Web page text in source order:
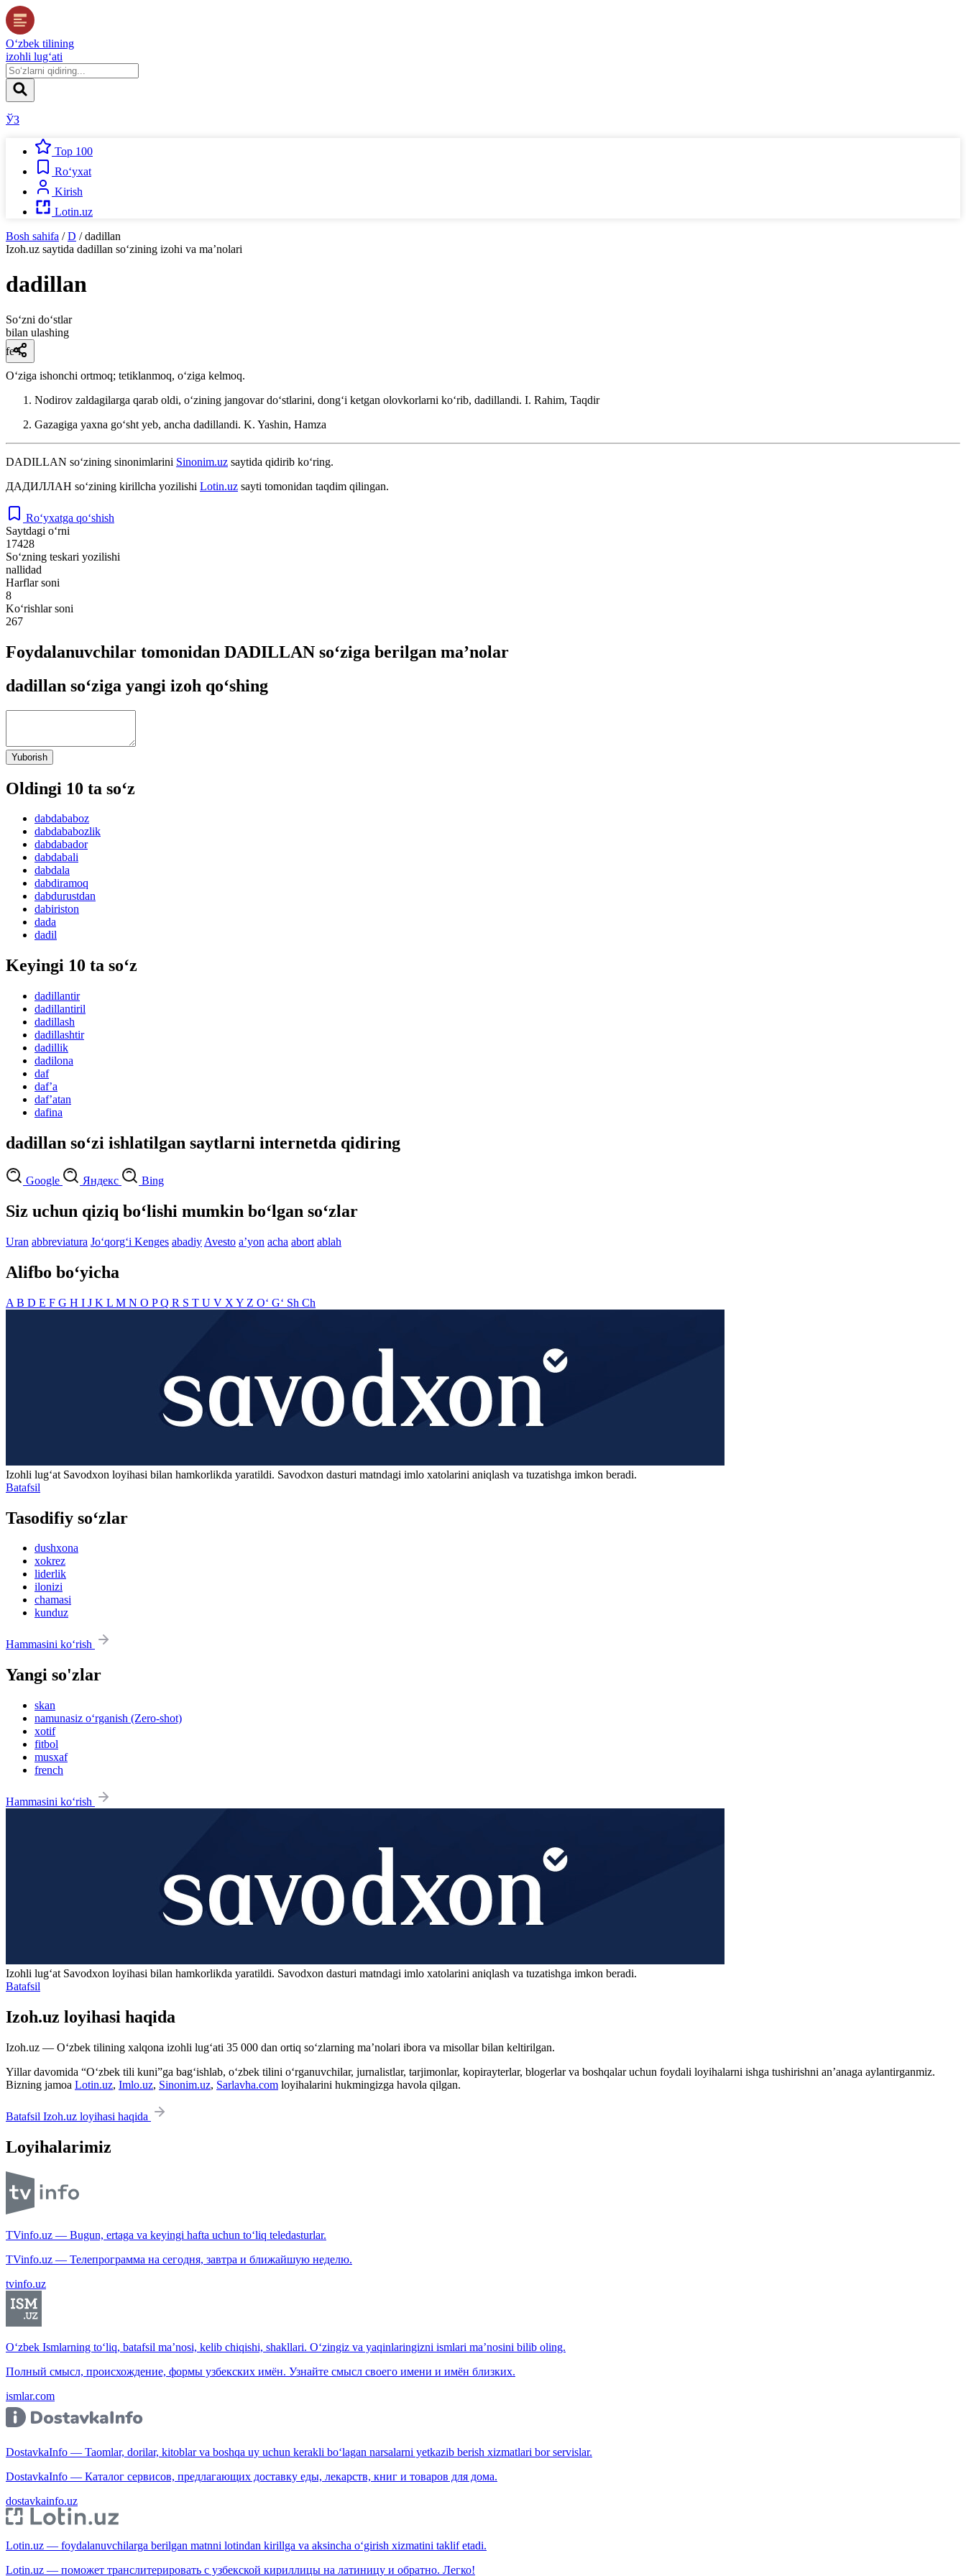
O‘zbek tilining
izohli lug‘ati
ЎЗ
Top 100
Ro‘yxat
Kirish
Lotin.uz
Bosh sahifa / D / dadillan
Izoh.uz saytida dadillan so‘zining izohi va ma’nolari
dadillan
So‘zni do‘stlar
bilan ulashing
fe’l
Oʻziga ishonchi ortmoq; tetiklanmoq, oʻziga kelmoq.
Nodirov zaldagilarga qarab oldi, oʻzining jangovar doʻstlarini, dongʻi ketgan olovkorlarni koʻrib, dadillandi. I. Rahim, Taqdir
Gazagiga yaxna goʻsht yeb, ancha dadillandi. K. Yashin, Hamza
DADILLAN so‘zining sinonimlarini Sinonim.uz saytida qidirib ko‘ring.
ДАДИЛЛАН so‘zining kirillcha yozilishi Lotin.uz sayti tomonidan taqdim qilingan.
Ro‘yxatga qo‘shish
Saytdagi o‘rni
17428
So‘zning teskari yozilishi
nallidad
Harflar soni
8
Ko‘rishlar soni
267
Foydalanuvchilar tomonidan DADILLAN so‘ziga berilgan ma’nolar
dadillan so‘ziga yangi izoh qo‘shing
Yuborish
Oldingi 10 ta so‘z
dabdababoz
dabdababozlik
dabdabador
dabdabali
dabdala
dabdiramoq
dabdurustdan
dabiriston
dada
dadil
Keyingi 10 ta so‘z
dadillantir
dadillantiril
dadillash
dadillashtir
dadillik
dadilona
daf
dafʼa
dafʼatan
dafina
dadillan so‘zi ishlatilgan saytlarni internetda qidiring
Google Яндекс Bing
Siz uchun qiziq bo‘lishi mumkin bo‘lgan so‘zlar
Uran abbreviatura Jo‘qorg‘i Kenges abadiy Avesto aʼyon acha abort ablah
Alifbo bo‘yicha
A B D E F G H I J K L M N O PQ R S T U V X Y Z O‘ G‘ Sh Ch
Izohli lugʻat Savodxon loyihasi bilan hamkorlikda yaratildi. Savodxon dasturi matndagi imlo xatolarini aniqlash va tuzatishga imkon beradi.
Batafsil
Tasodifiy so‘zlar
dushxona
xokrez
liderlik
ilonizi
chamasi
kunduz
Hammasini ko‘rish
Yangi so'zlar
skan
namunasiz o‘rganish (Zero-shot)
xotif
fitbol
musxaf
french
Hammasini ko‘rish
Izohli lugʻat Savodxon loyihasi bilan hamkorlikda yaratildi. Savodxon dasturi matndagi imlo xatolarini aniqlash va tuzatishga imkon beradi.
Batafsil
Izoh.uz loyihasi haqida
Izoh.uz — O‘zbek tilining xalqona izohli lug‘ati 35 000 dan ortiq so‘zlarning ma’nolari ibora va misollar bilan keltirilgan.
Yillar davomida “O‘zbek tili kuni”ga bag‘ishlab, o‘zbek tilini o‘rganuvchilar, jurnalistlar, tarjimonlar, kopirayterlar, blogerlar va boshqalar uchun foydali loyihalarni ishga tushirishni an’anaga aylantirganmiz.
Bizning jamoa Lotin.uz, Imlo.uz, Sinonim.uz, Sarlavha.com loyihalarini hukmingizga havola qilgan.
Batafsil Izoh.uz loyihasi haqida
Loyihalarimiz
TVinfo.uz — Bugun, ertaga va keyingi hafta uchun to‘liq teledasturlar.
TVinfo.uz — Телепрограмма на сегодня, завтра и ближайшую неделю.
tvinfo.uz
O‘zbek Ismlarning to‘liq, batafsil ma’nosi, kelib chiqishi, shakllari. O‘zingiz va yaqinlaringizni ismlari ma’nosini bilib oling.
Полный смысл, происхождение, формы узбекских имён. Узнайте смысл своего имени и имён близких.
ismlar.com
DostavkaInfo — Taomlar, dorilar, kitoblar va boshqa uy uchun kerakli bo‘lagan narsalarni yetkazib berish xizmatlari bor servislar.
DostavkaInfo — Каталог сервисов, предлагающих доставку еды, лекарств, книг и товаров для дома.
dostavkainfo.uz
Lotin.uz — foydalanuvchilarga berilgan matnni lotindan kirillga va aksincha o‘girish xizmatini taklif etadi.
Lotin.uz — поможет транслитерировать с узбекской кириллицы на латиницу и обратно. Легко!